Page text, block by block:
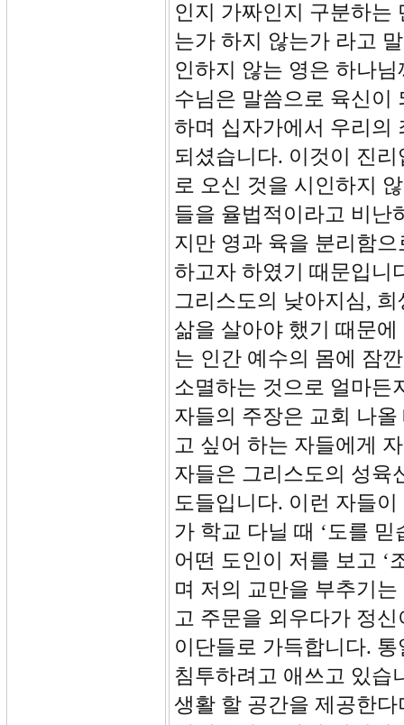
인지 가짜인지 구분하는
는가 하지 않는가 라고
인하지 않는 영은 하나
수님은 말씀으로 육신이
하며 십자가에서 우리의
되셨습니다. 이것이 진
로 오신 것을 시인하지
들을 율법적이라고 비난
지만 영과 육을 분리함
하고자 하였기 때문입니
그리스도의 낮아지심,
삶을 살아야 했기 때문
는 인간 예수의 몸에 잠
소멸하는 것으로 얼마든
자들의 주장은 교회 나
고 싶어 하는 자들에게
자들은 그리스도의 성육
도들입니다. 이런 자들
가 학교 다닐 때 ‘도를
어떤 도인이 저를 보고 ‘
며 저의 교만을 부추기
고 주문을 외우다가 정
이단들로 가득합니다.
침투하려고 애쓰고 있습
생활 할 공간을 제공한